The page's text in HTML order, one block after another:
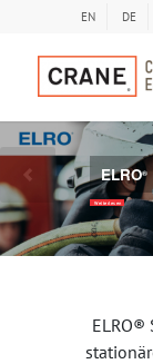
EN DE
ELRO®
Weiterlesen
Bisherige